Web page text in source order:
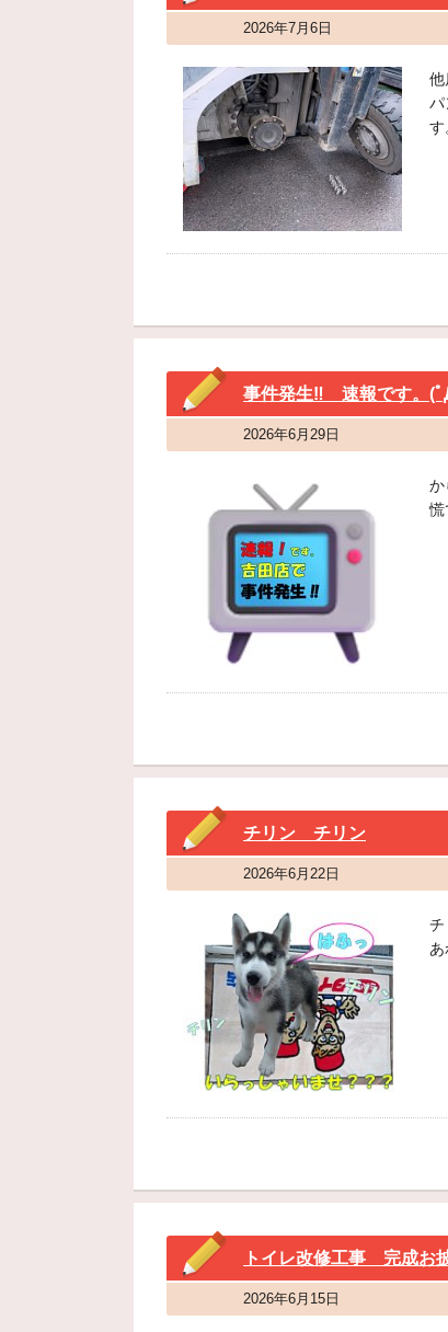
2026年7月6日
他
パ
す
事件発生‼ 速報です。(ﾟ
2026年6月29日
か
慌
チリン チリン
2026年6月22日
チ
トイレ改修工事 完成お
2026年6月15日